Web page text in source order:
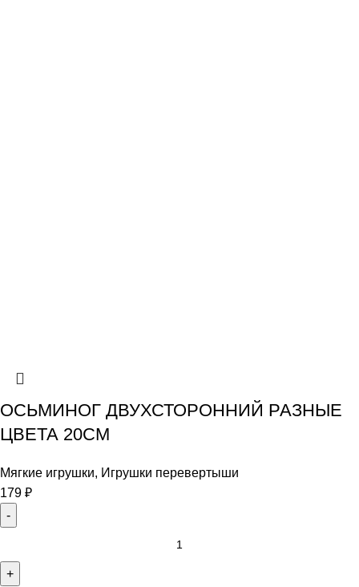
ОСЬМИНОГ ДВУХСТОРОННИЙ РАЗНЫЕ
ЦВЕТА 20СМ
Мягкие игрушки, Игрушки перевертыши
179 ₽